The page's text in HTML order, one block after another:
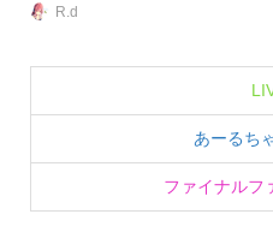
R.d
あーるち
ファイナルフ